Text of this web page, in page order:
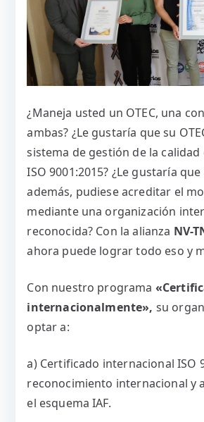
¿Maneja usted un OTEC, una
ambas? ¿Le gustaría que su
sistema de gestión de la
ISO 9001:2015? ¿Le gustaría que
además, pudiese acreditar el
mediante una organización
reconocida? Con la alianza NV-
ahora puede lograr todo eso y
Con nuestro programa
internacionalmente», su
optar a:
a) Certificado internacional ISO
reconocimiento internacional y
el esquema IAF.